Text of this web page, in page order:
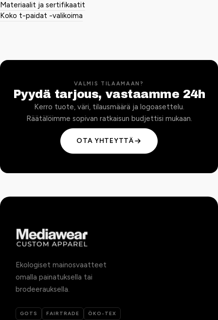
Materiaalit ja sertifikaatit
Koko t-paidat -valikoima
VALMIS TILAAMAAN?
Pyydä tarjous, vastaamme 24h
Kerro tuote, väri, tilausmäärä ja logoasettelu.
Räätälöimme sopivan ratkaisun budjettisi mukaan.
OTA YHTEYTTÄ
Ekologiset mainosvaatteet
omalla painatuksella tai
brodeerauksella.
GOTS FAIRTRADE ÖKO-TEX